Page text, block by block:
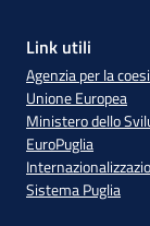
Link utili
Agenzia per la
Unione Europea
Ministero dello
EuroPuglia
Sistema Puglia